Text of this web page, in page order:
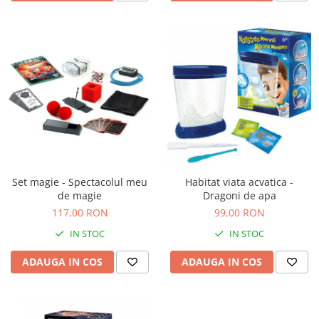
Jocuri de indemanare
Jocuri de carti
Jocuri interactive
Jocuri de podea
Carti pentru copii 2 ani
Carti pentru copii 3 ani
Carti pentru copii 4 ani
Carti pentru copii 5 ani
Set magie - Spectacolul meu
de magie
117,00 RON
IN STOC
ADAUGA IN COS
Habitat viata acvatica -
Dragoni de apa
99,00 RON
IN STOC
ADAUGA IN COS